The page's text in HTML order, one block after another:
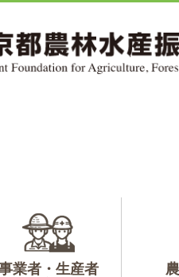
業者・生産者